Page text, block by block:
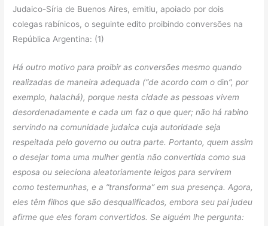
Judaico-Síria de Buenos Aires, emitiu, apoiado por dois
colegas rabínicos, o seguinte edito proibindo conversões na
República Argentina: (1)
Há outro motivo para proibir as conversões mesmo quando
realizadas de maneira adequada (“de acordo com odin“, por
exemplo, halachá), porque nesta cidade as pessoas vivem
desordenadamente e cada um faz o que quer; não há rabino
servindo na comunidade judaica cuja autoridade seja
respeitada pelo governo ou outra parte. Portanto, quem assim
o desejar toma uma mulher gentia não convertida como sua
esposa ou seleciona aleatoriamente leigos para servirem
como testemunhas, e a “transforma” em sua presença. Agora,
eles têm filhos que são desqualificados, embora seu pai judeu
afirme que eles foram convertidos. Se alguém lhe pergunta: